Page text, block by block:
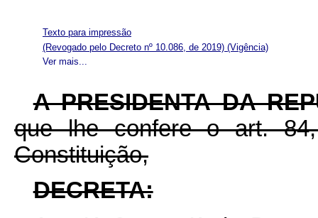
Texto para impressão
Ver mais...
(Revogado pelo Decreto nº 10.086, de 2019) (Vigência)
A PRESIDENTA DA
que lhe confere o art.
Constituição,
DECRETA: